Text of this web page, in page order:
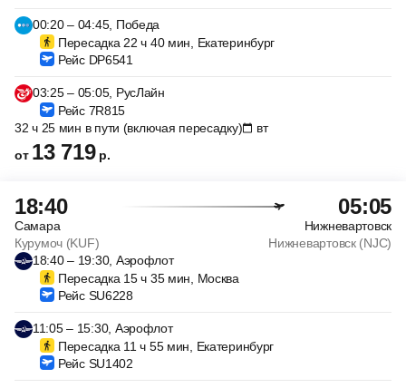
00:20 – 04:45, Победа
Пересадка 22 ч 40 мин, Екатеринбург
Рейс DP6541
03:25 – 05:05, РусЛайн
Рейс 7R815
32 ч 25 мин в пути (включая пересадку)
вт
от 13 719 р.
18:40 05:05
Самара
Нижневартовск
Курумоч (KUF)
Нижневартовск (NJC)
18:40 – 19:30, Аэрофлот
Пересадка 15 ч 35 мин, Москва
Рейс SU6228
11:05 – 15:30, Аэрофлот
Пересадка 11 ч 55 мин, Екатеринбург
Рейс SU1402